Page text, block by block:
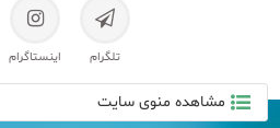
تلگرام اینستاگرام
مشاهده منوی سایت